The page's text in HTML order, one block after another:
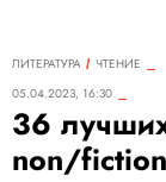
ЛИТЕРАТУРА
ЧТЕНИЕ
05.04.2023, 16:30
36
non/fiction